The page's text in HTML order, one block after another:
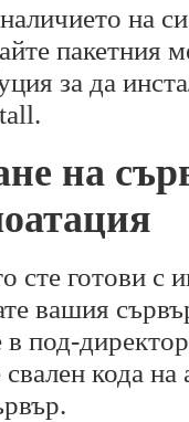
на
пакетния
за да
на
сте готови с
вашия
в под-
свален кода